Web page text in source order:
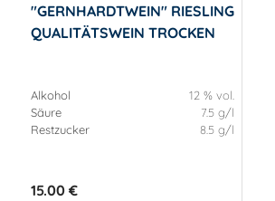
"GERNHARDTWEIN" RIESLING
QUALITÄTSWEIN TROCKEN
Alkohol
12 % vol.
Säure
7.5 g/l
Restzucker
8.5 g/l
15.00 €